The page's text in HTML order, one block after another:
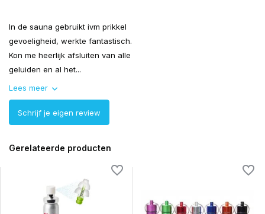
In de sauna gebruikt ivm prikkel
gevoeligheid, werkte fantastisch.
Kon me heerlijk afsluiten van alle
geluiden en al het...
Lees meer
Schrijf je eigen review
Gerelateerde producten